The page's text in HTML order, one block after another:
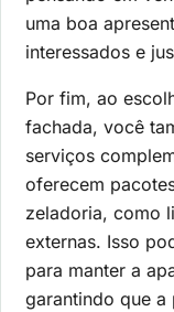
uma boa
interessados e
Por fim, ao
fachada, você
serviços
oferecem
zeladoria, como
externas. Isso
para manter a
garantindo que a